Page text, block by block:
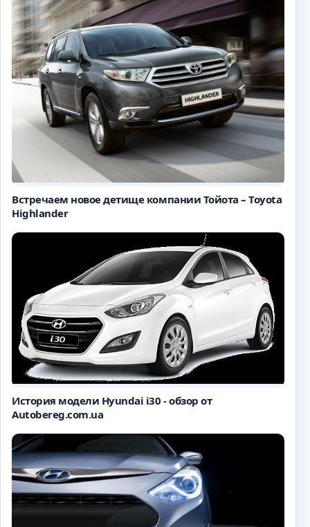
Встречаем новое детище компании Тойота – Toyota
Highlander
История модели Hyundai i30 - обзор от
Autobereg.com.ua